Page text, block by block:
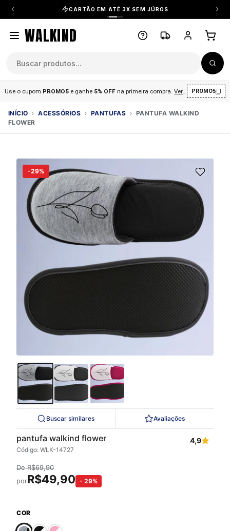
CARTÃO EM ATÉ 3X SEM JÚROS
WALKIND
Use o cupom PROMO5 e ganhe 5% OFF na primeira compra Ver condições .
PROMO5
INÍCIO › ACESSÓRIOS › PANTUFAS › PANTUFA WALKIND
FLOWER
-29%
Buscar similares Avaliações
pantufa walkind flower
Código: WLK-14727
4,9
DeR$69,90
porR$49,90 - 29%
COR